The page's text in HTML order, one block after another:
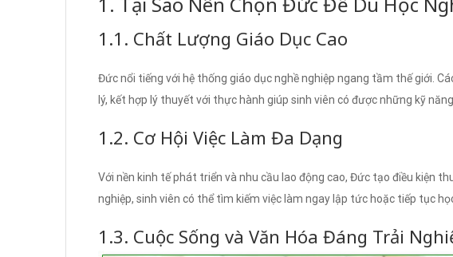
1.1. Chất Lượng Giáo Dục Cao
Đức nổi tiếng với hệ thống giáo dục nghề nghiệp ngang tầm thế giới.
lý, kết hợp lý thuyết với thực hành giúp sinh viên có được những kỹ
1.2. Cơ Hội Việc Làm Đa Dạng
Với nền kinh tế phát triển và nhu cầu lao động cao, Đức tạo điều kiện
nghiệp, sinh viên có thể tìm kiếm việc làm ngay lập tức hoặc tiếp tục
1.3. Cuộc Sống và Văn Hóa Đáng Trải